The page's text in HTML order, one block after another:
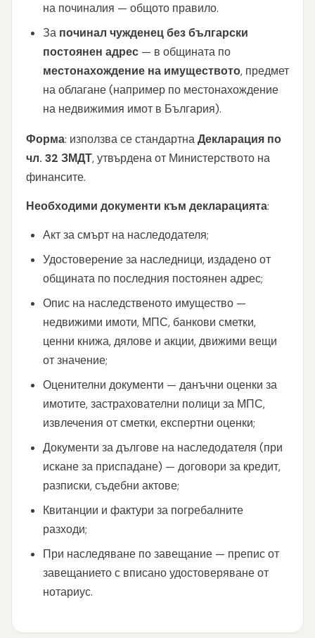
на починалия — общото правило.
За починал чужденец без български
постоянен адрес — в общината по
местонахождение на имуществото, предмет
на облагане (например по местонахождение
на недвижимия имот в България).
Форма: използва се стандартнаДекларация по
чл. 32 ЗМДТ, утвърдена от Министерството на
финансите.
Необходими документи към декларацията:
Акт за смърт на наследодателя;
Удостоверение за наследници, издадено от
общината по последния постоянен адрес;
Опис на наследственото имущество —
недвижими имоти, МПС, банкови сметки,
ценни книжа, дялове и акции, движими вещи
от значение;
Оценителни документи — данъчни оценки за
имотите, застрахователни полици за МПС,
извлечения от сметки, експертни оценки;
Документи за дългове на наследодателя (при
искане за приспадане) — договори за кредит,
разписки, съдебни актове;
Квитанции и фактури за погребалните
разходи;
При наследяване по завещание — препис от
завещанието с вписано удостоверяване от
нотариус.